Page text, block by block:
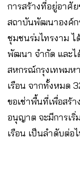
การสร้างที่อยู่อาศั
สถาบันพัฒนาองค์
ชุมชนร่มไทรงาม
พัฒนา จำกัด และไ
สหกรณ์กรุงเทพมห
เรือน จากทั้งหมด
ขอเช่าพื้นที่เพื่อสร้
อนุญาต จะมีการเริ่
เรือน เป็นลำดับต่อ